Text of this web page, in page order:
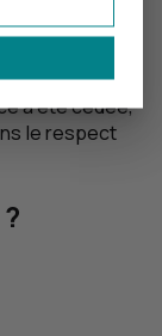
de
prennent
Ces
a été cédée,
le respect